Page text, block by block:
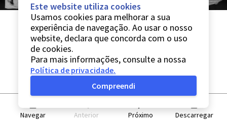
Navegar Anterior Próximo Descarregar
Este website utiliza cookies
Usamos cookies para melhorar a sua
experiência de navegação. Ao usar o nosso
website, declara que concorda com o uso
de cookies.
Para mais informações, consulte a nossa
Política de privacidade.
Compreendi